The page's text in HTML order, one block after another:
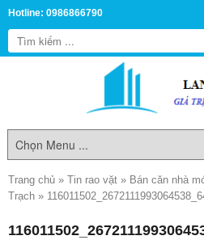
Hotline: 0986866790
Trang chủ » Tin rao vặt » Bán căn nhà
Trạch »